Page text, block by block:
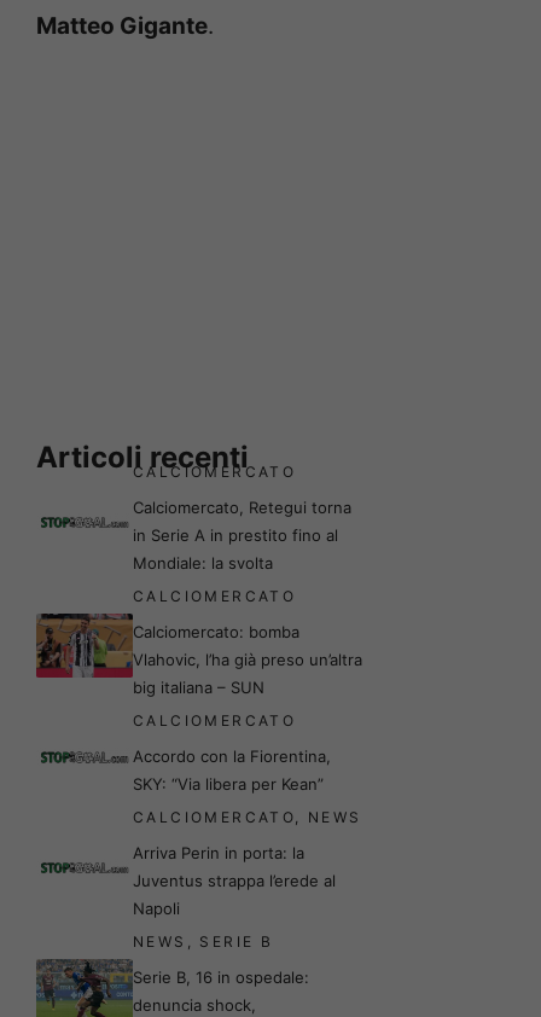
Matteo Gigante.
Articoli recenti
CALCIOMERCATO
Calciomercato, Retegui torna
in Serie A in prestito fino al
Mondiale: la svolta
CALCIOMERCATO
Calciomercato: bomba
Vlahovic, l’ha già preso un’altra
big italiana – SUN
CALCIOMERCATO
Accordo con la Fiorentina,
SKY: “Via libera per Kean”
CALCIOMERCATO, NEWS
Arriva Perin in porta: la
Juventus strappa l’erede al
Napoli
NEWS , SERIE B
Serie B, 16 in ospedale:
denuncia shock,